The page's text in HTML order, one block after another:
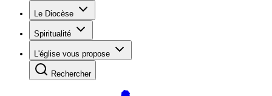
Le Diocèse
Spiritualité
L'église vous propose
Rechercher